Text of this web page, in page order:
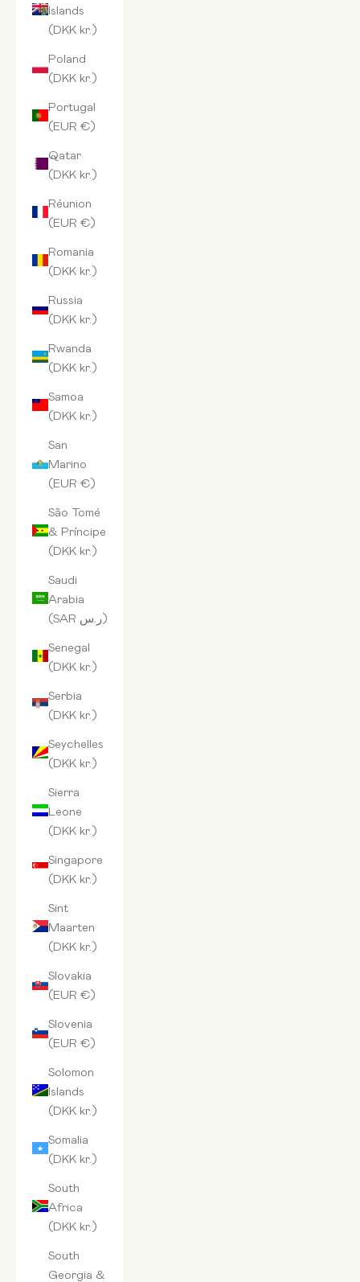
Islands
(DKK kr.)
Poland
(DKK kr.)
Portugal
(EUR €)
Qatar
(DKK kr.)
Réunion
(EUR €)
Romania
(DKK kr.)
Russia
(DKK kr.)
Rwanda
(DKK kr.)
Samoa
(DKK kr.)
San
Marino
(EUR €)
São Tomé
& Príncipe
(DKK kr.)
Saudi
Arabia
(SAR ر.س)
Senegal
(DKK kr.)
Serbia
(DKK kr.)
Seychelles
(DKK kr.)
Sierra
Leone
(DKK kr.)
Singapore
(DKK kr.)
Sint
Maarten
(DKK kr.)
Slovakia
(EUR €)
Slovenia
(EUR €)
Solomon
Islands
(DKK kr.)
Somalia
(DKK kr.)
South
Africa
(DKK kr.)
South
Georgia &